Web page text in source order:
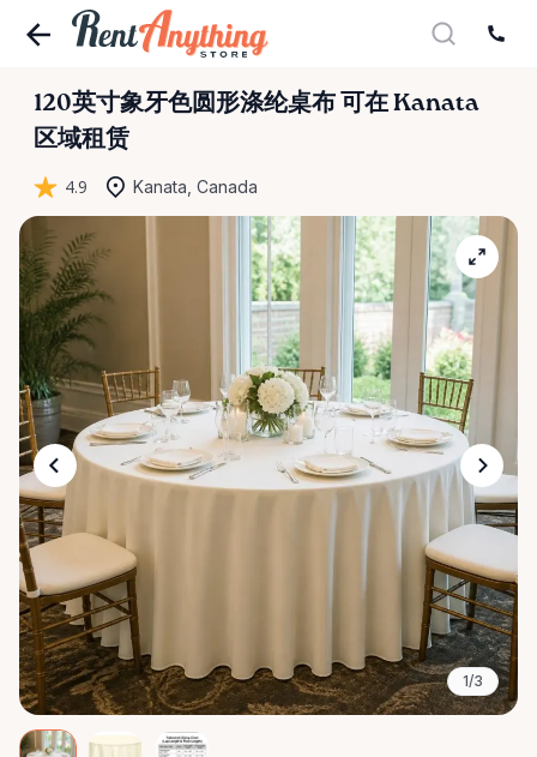
120英寸象牙色圆形涤纶桌布 可在 Kanata
区域租赁
4.9 Kanata, Canada
1/3